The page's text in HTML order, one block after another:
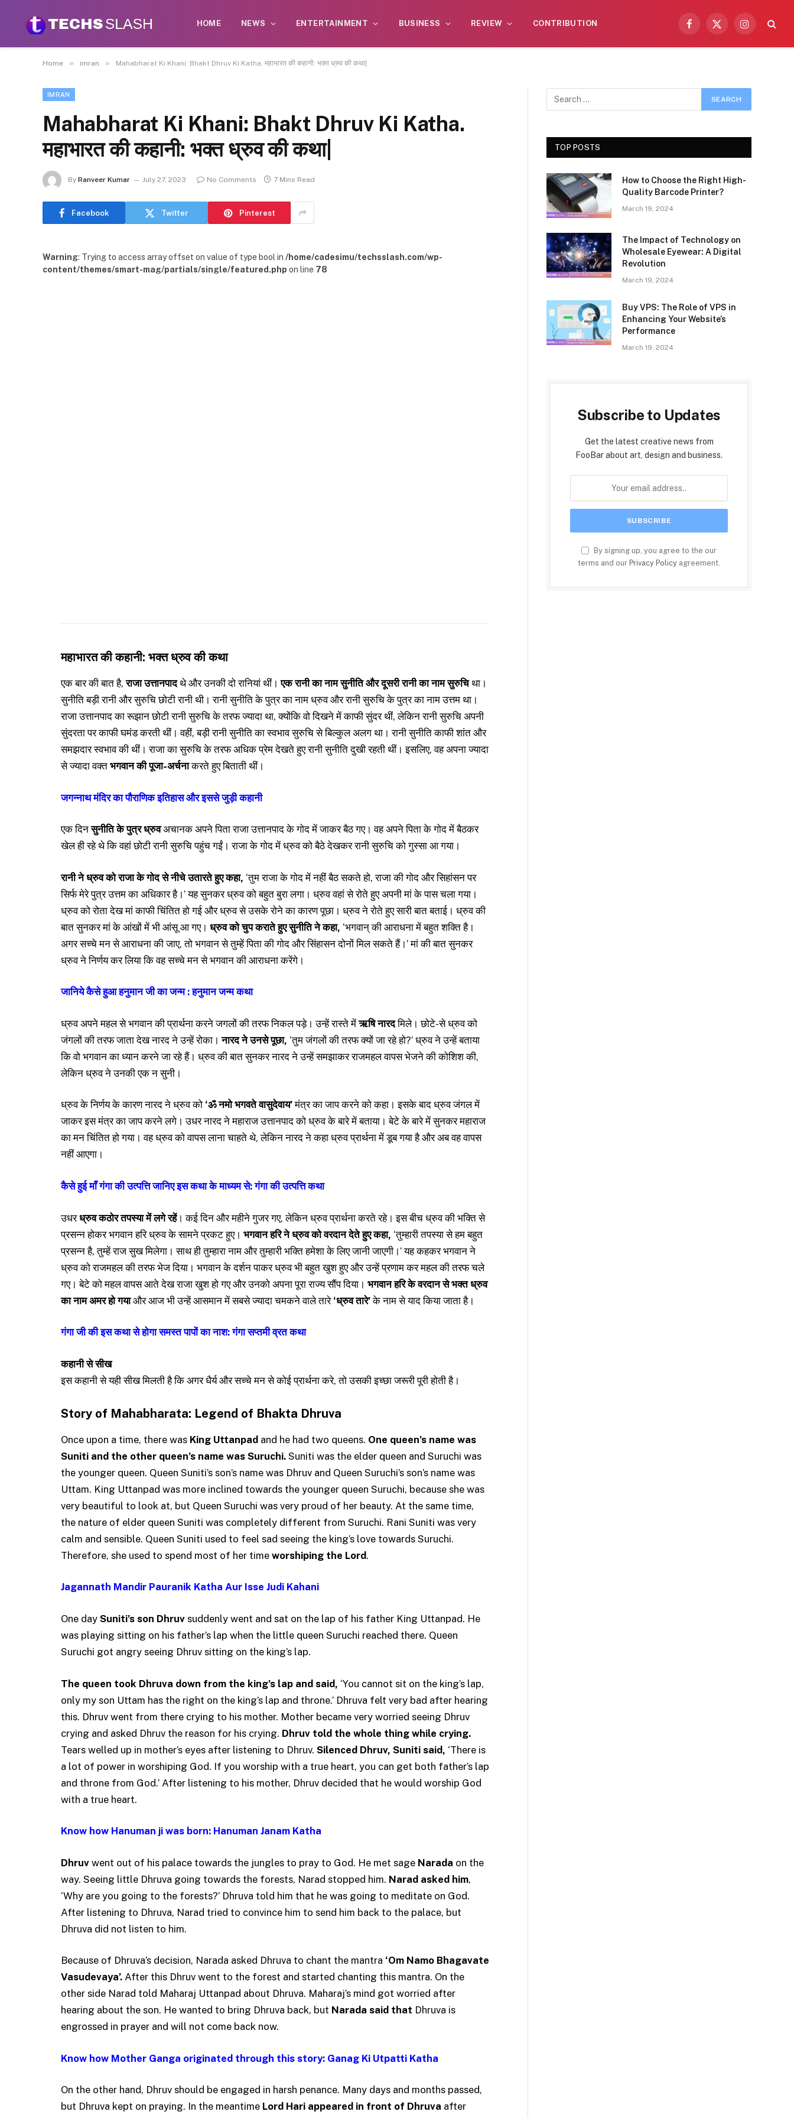
HOME NEWS ENTERTAINMENT BUSINESS REVIEW CONTRIBUTION
Facebook
X
Instagram
Home » imran » Mahabharat Ki Khani: Bhakt Dhruv Ki Katha. महाभारत की कहानी: भक्त ध्रुव की कथा|
IMRAN
Mahabharat Ki Khani: Bhakt Dhruv Ki Katha.
महाभारत की कहानी: भक्त ध्रुव की कथा|
By Ranveer Kumar July 27, 2023 No Comments 7 Mins Read
Facebook Twitter Pinterest
Warning: Trying to access array offset on value of type bool in /home/cadesimu/techsslash.com/wp-
content/themes/smart-mag/partials/single/featured.php on line 78
महाभारत की कहानी: भक्त ध्रुव की कथा
एक बार की बात है,राजा उत्तानपादथे और उनकी दो रानियां थीं।एक रानी का नाम सुनीति और दूसरी रानी का नाम सुरुचिथा।
सुनीति बड़ी रानी और सुरुचि छोटी रानी थी। रानी सुनीति के पुत्र का नाम ध्रुव और रानी सुरुचि के पुत्र का नाम उत्तम था।
राजा उत्तानपाद का रूझान छोटी रानी सुरुचि के तरफ ज्यादा था, क्योंकि वो दिखने में काफी सुंदर थीं, लेकिन रानी सुरुचि अपनी
सुंदरता पर काफी घमंड करती थीं। वहीं, बड़ी रानी सुनीति का स्वभाव सुरुचि से बिल्कुल अलग था। रानी सुनीति काफी शांत और
समझदार स्वभाव की थीं। राजा का सुरुचि के तरफ अधिक प्रेम देखते हुए रानी सुनीति दुखी रहती थीं। इसलिए, वह अपना ज्यादा
से ज्यादा वक्त भगवान की पूजा-अर्चनाकरते हुए बिताती थीं।
जगन्नाथ मंदिर का पौराणिक इतिहास और इससे जुड़ी कहानी
एक दिनसुनीति के पुत्र ध्रुवअचानक अपने पिता राजा उत्तानपाद के गोद में जाकर बैठ गए। वह अपने पिता के गोद में बैठकर
खेल ही रहे थे कि वहां छोटी रानी सुरुचि पहुंच गईं। राजा के गोद में ध्रुव को बैठे देखकर रानी सुरुचि को गुस्सा आ गया।
रानी ने ध्रुव को राजा के गोद से नीचे उतारते हुए कहा, ‘तुम राजा के गोद में नहीं बैठ सकते हो, राजा की गोद और सिहांसन पर
सिर्फ मेरे पुत्र उत्तम का अधिकार है।’ यह सुनकर ध्रुव को बहुत बुरा लगा। ध्रुव वहां से रोते हुए अपनी मां के पास चला गया।
ध्रुव को रोता देख मां काफी चिंतित हो गई और ध्रुव से उसके रोने का कारण पूछा। ध्रुव ने रोते हुए सारी बात बताई। ध्रुव की
बात सुनकर मां के आंखों में भी आंसू आ गए। ध्रुव को चुप कराते हुए सुनीति ने कहा, ‘भगवान् की आराधना में बहुत शक्ति है।
अगर सच्चे मन से आराधना की जाए, तो भगवान से तुम्हें पिता की गोद और सिंहासन दोनों मिल सकते हैं।’ मां की बात सुनकर
ध्रुव ने निर्णय कर लिया कि वह सच्चे मन से भगवान की आराधना करेंगे।
जानिये कैसे हुआ हनुमान जी का जन्म : हनुमान जन्म कथा
ध्रुव अपने महल से भगवान की प्रार्थना करने जगलों की तरफ निकल पड़े। उन्हें रास्ते मेंऋषि नारदमिले। छोटे-से ध्रुव को
जंगलों की तरफ जाता देख नारद ने उन्हें रोका।नारद ने उनसे पूछा, ‘तुम जंगलों की तरफ क्यों जा रहे हो?’ ध्रुव ने उन्हें बताया
कि वो भगवान का ध्यान करने जा रहे हैं। ध्रुव की बात सुनकर नारद ने उन्हें समझाकर राजमहल वापस भेजने की कोशिश की,
लेकिन ध्रुव ने उनकी एक न सुनी।
ध्रुव के निर्णय के कारण नारद ने ध्रुव को ‘ॐ नमो भगवते वासुदेवाय’मंत्र का जाप करने को कहा। इसके बाद ध्रुव जंगल में
जाकर इस मंत्र का जाप करने लगे। उधर नारद ने महाराज उत्तानपाद को ध्रुव के बारे में बताया। बेटे के बारे में सुनकर महाराज
का मन चिंतित हो गया। वह ध्रुव को वापस लाना चाहते थे, लेकिन नारद ने कहा ध्रुव प्रार्थना में डूब गया है और अब वह वापस
नहीं आएगा।
कैसे हुई माँ गंगा की उत्पत्ति जानिए इस कथा के माध्यम से: गंगा की उत्पत्ति कथा
उधरध्रुव कठोर तपस्या में लगे रहें। कई दिन और महीने गुजर गए, लेकिन ध्रुव प्रार्थना करते रहे। इस बीच ध्रुव की भक्ति से
प्रसन्न होकर भगवान हरि ध्रुव के सामने प्रकट हुए। भगवान हरि ने ध्रुव को वरदान देते हुए कहा, ‘तुम्हारी तपस्या से हम बहुत
प्रसन्न है, तुम्हें राज सुख मिलेगा। साथ ही तुम्हारा नाम और तुम्हारी भक्ति हमेशा के लिए जानी जाएगी।’ यह कहकर भगवान ने
ध्रुव को राजमहल की तरफ भेज दिया। भगवान के दर्शन पाकर ध्रुव भी बहुत खुश हुए और उन्हें प्रणाम कर महल की तरफ चले
गए। बेटे को महल वापस आते देख राजा खुश हो गए और उनको अपना पूरा राज्य सौंप दिया। भगवान हरि के वरदान से भक्त ध्रुव
का नाम अमर हो गयाऔर आज भी उन्हें आसमान में सबसे ज्यादा चमकने वाले तारे ‘ध्रुव तारे’के नाम से याद किया जाता है।
गंगा जी की इस कथा से होगा समस्त पापों का नाश: गंगा सप्तमी व्रत कथा
कहानी से सीख
इस कहानी से यही सीख मिलती है कि अगर धैर्य और सच्चे मन से कोई प्रार्थना करे, तो उसकी इच्छा जरूरी पूरी होती है।
Story of Mahabharata: Legend of Bhakta Dhruva
Once upon a time, there was King Uttanpad and he had two queens. One queen’s name was
Suniti and the other queen’s name was Suruchi. Suniti was the elder queen and Suruchi was
the younger queen. Queen Suniti’s son’s name was Dhruv and Queen Suruchi’s son’s name was
Uttam. King Uttanpad was more inclined towards the younger queen Suruchi, because she was
very beautiful to look at, but Queen Suruchi was very proud of her beauty. At the same time,
the nature of elder queen Suniti was completely different from Suruchi. Rani Suniti was very
calm and sensible. Queen Suniti used to feel sad seeing the king’s love towards Suruchi.
Therefore, she used to spend most of her time worshiping the Lord.
Jagannath Mandir Pauranik Katha Aur Isse Judi Kahani
One day Suniti’s son Dhruv suddenly went and sat on the lap of his father King Uttanpad. He
was playing sitting on his father’s lap when the little queen Suruchi reached there. Queen
Suruchi got angry seeing Dhruv sitting on the king’s lap.
The queen took Dhruva down from the king’s lap and said, ‘You cannot sit on the king’s lap,
only my son Uttam has the right on the king’s lap and throne.’ Dhruva felt very bad after hearing
this. Dhruv went from there crying to his mother. Mother became very worried seeing Dhruv
crying and asked Dhruv the reason for his crying. Dhruv told the whole thing while crying.
Tears welled up in mother’s eyes after listening to Dhruv. Silenced Dhruv, Suniti said, ‘There is
a lot of power in worshiping God. If you worship with a true heart, you can get both father’s lap
and throne from God.’ After listening to his mother, Dhruv decided that he would worship God
with a true heart.
Know how Hanuman ji was born: Hanuman Janam Katha
Dhruv went out of his palace towards the jungles to pray to God. He met sage Narada on the
way. Seeing little Dhruva going towards the forests, Narad stopped him. Narad asked him,
‘Why are you going to the forests?’ Dhruva told him that he was going to meditate on God.
After listening to Dhruva, Narad tried to convince him to send him back to the palace, but
Dhruva did not listen to him.
Because of Dhruva’s decision, Narada asked Dhruva to chant the mantra ‘Om Namo Bhagavate
Vasudevaya’. After this Dhruv went to the forest and started chanting this mantra. On the
other side Narad told Maharaj Uttanpad about Dhruva. Maharaj’s mind got worried after
hearing about the son. He wanted to bring Dhruva back, but Narada said that Dhruva is
engrossed in prayer and will not come back now.
Know how Mother Ganga originated through this story: Ganag Ki Utpatti Katha
On the other hand, Dhruv should be engaged in harsh penance. Many days and months passed,
but Dhruva kept on praying. In the meantime Lord Hari appeared in front of Dhruva after
TOP POSTS
How to Choose the Right High-
Quality Barcode Printer?
March 19, 2024
The Impact of Technology on
Wholesale Eyewear: A Digital
Revolution
March 19, 2024
Buy VPS: The Role of VPS in
Enhancing Your Website’s
Performance
March 19, 2024
Subscribe to Updates
Get the latest creative news from
FooBar about art, design and business.
By signing up, you agree to the our
terms and our Privacy Policy agreement.